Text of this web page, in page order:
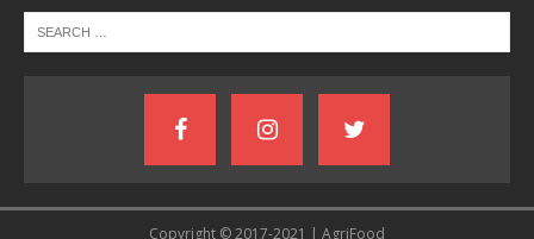
Copyright © 2017-2021 | AgriFood